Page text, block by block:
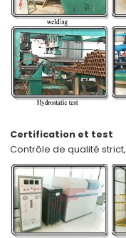
Certification et test
Contrôle de qualité strict,